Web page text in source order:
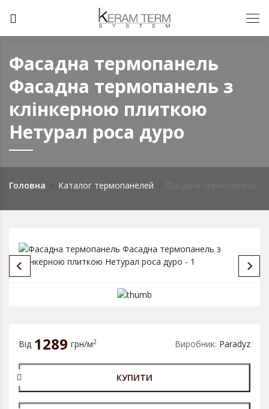
Фасадна термопанель
Фасадна термопанель з
клінкерною плиткою
Нетурал роса дуро
Головна Каталог термопанелей Фасадна термопанель з
Від 1289 грн/м2 Виробник: Paradyz
КУПИТИ